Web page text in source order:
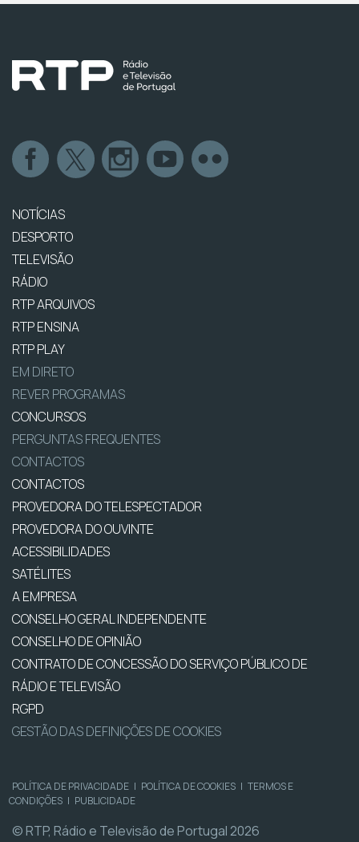
NOTÍCIAS
DESPORTO
TELEVISÃO
RÁDIO
RTP ARQUIVOS
RTP ENSINA
RTP PLAY
EM DIRETO
REVER PROGRAMAS
CONCURSOS
PERGUNTAS FREQUENTES
CONTACTOS
CONTACTOS
PROVEDORA DO TELESPECTADOR
PROVEDORA DO OUVINTE
ACESSIBILIDADES
SATÉLITES
A EMPRESA
CONSELHO GERAL INDEPENDENTE
CONSELHO DE OPINIÃO
CONTRATO DE CONCESSÃO DO SERVIÇO PÚBLICO DE
RÁDIO E TELEVISÃO
RGPD
GESTÃO DAS DEFINIÇÕES DE COOKIES
POLÍTICA DE PRIVACIDADE | POLÍTICA DE COOKIES | TERMOS E
CONDIÇÕES | PUBLICIDADE
© RTP, Rádio e Televisão de Portugal 2026